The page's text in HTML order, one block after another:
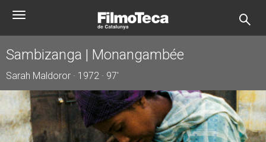
Toggle
Sambizanga | Monangambée
Sarah Maldoror · 1972 · 97'